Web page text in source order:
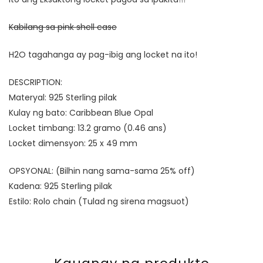
Kabilang sa pink shell case
H2O tagahanga ay pag-ibig ang locket na ito!
DESCRIPTION:
Materyal: 925 Sterling pilak
Kulay ng bato: Caribbean Blue Opal
Locket timbang: 13.2 gramo (0.46 ans)
Locket dimensyon: 25 x 49 mm
OPSYONAL: (Bilhin nang sama-sama 25% off)
Kadena: 925 Sterling pilak
Estilo: Rolo chain (Tulad ng sirena magsuot)